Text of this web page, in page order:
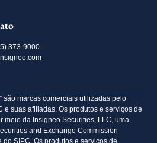
373-9000
são marcas comerciais utilizadas pelo
e suas afiliadas. Os produtos e serviços de
meio da Insigneo Securities, LLC, uma
and Exchange Commission